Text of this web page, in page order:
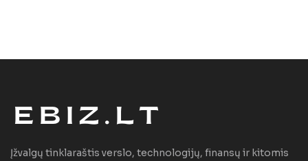
Įžvalgų tinklaraštis verslo, technologijų, finansų ir kitomis